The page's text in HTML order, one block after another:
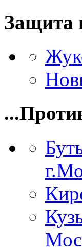
Защита